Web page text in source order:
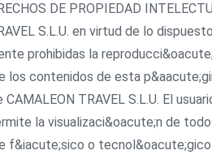
DE PROPIEDAD
S.L.U. en virtud de lo
prohibidas la
contenidos de esta
TRAVEL S.L.U. El
la visualizaci&oacute;n de
o